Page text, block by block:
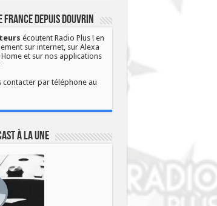
France depuis Douvrin
écoutent Radio Plus ! en
sur internet, sur Alexa
et sur nos applications
contacter par téléphone au
à la une